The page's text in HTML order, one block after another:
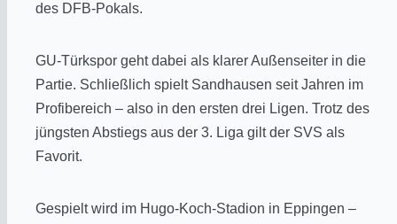
des DFB-Pokals.
GU-Türkspor geht dabei als klarer Außenseiter in die
Partie. Schließlich spielt Sandhausen seit Jahren im
Profibereich – also in den ersten drei Ligen. Trotz des
jüngsten Abstiegs aus der 3. Liga gilt der SVS als
Favorit.
Gespielt wird im Hugo-Koch-Stadion in Eppingen –